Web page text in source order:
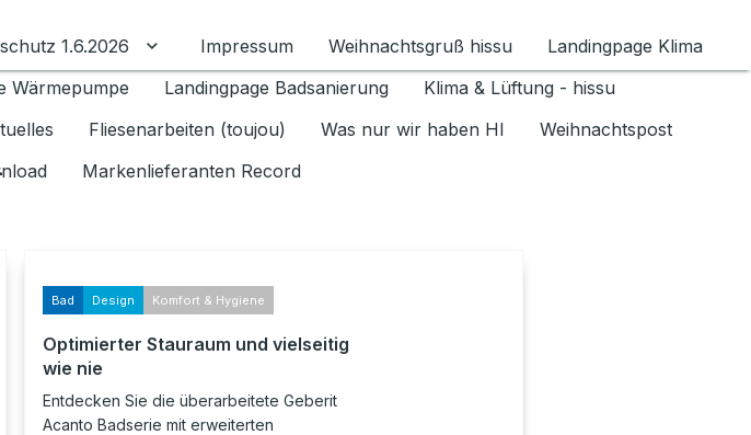
Ratgeber umschalten
1.6.2026 Untermenü für Datenschutz 1.6.2026 umschalten
Impressum Weihnachtsgruß hissu
Landingpage Klima
Wärmepumpe Landingpage Badsanierung
Klima & Lüftung - hissu
Fliesenarbeiten (toujou) Was nur wir haben HI
Weihnachtspost
Markenlieferanten Record
Bad Design Komfort & Hygiene
Optimierter Stauraum und vielseitig
wie nie
Entdecken Sie die überarbeitete Geberit
Acanto Badserie mit erweiterten